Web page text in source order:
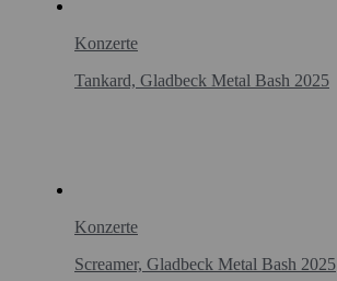
Konzerte
Tankard, Gladbeck Metal Bash 2025
Konzerte
Screamer, Gladbeck Metal Bash 2025